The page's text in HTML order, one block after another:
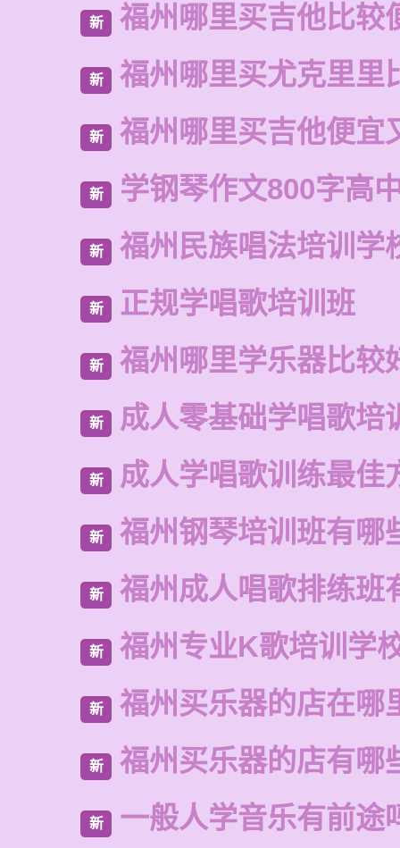
新 福州哪里买吉他比较
新 福州哪里买尤克里里
新 福州哪里买吉他便宜
新 学钢琴作文800字高
新 福州民族唱法培训学
新 正规学唱歌培训班
新 福州哪里学乐器比较
新 成人零基础学唱歌培
新 成人学唱歌训练最佳
新 福州钢琴培训班有哪
新 福州成人唱歌排练班
新 福州专业K歌培训学
新 福州买乐器的店在哪
新 福州买乐器的店有哪
新 一般人学音乐有前途